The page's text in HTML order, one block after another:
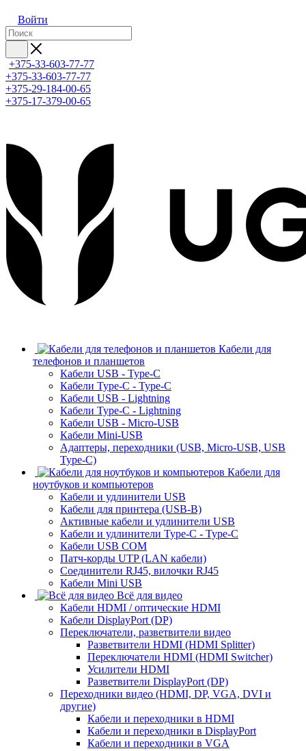
Войти
+375-33-603-77-77
+375-33-603-77-77
+375-29-184-00-65
+375-17-379-00-65
Кабели для
телефонов и планшетов
Кабели USB - Type-C
Кабели Type-C - Type-C
Кабели USB - Lightning
Кабели Type-C - Lightning
Кабели USB - Micro-USB
Кабели Mini-USB
Адаптеры, переходники (USB, Micro-USB, USB
Type-C)
Кабели для
ноутбуков и компьютеров
Кабели и удлинители USB
Кабели для принтера (USB-B)
Активные кабели и удлинители USB
Кабели и удлинители Type-C - Type-C
Кабели USB COM
Патч-корды UTP (LAN кабели)
Соединители RJ45, вилочки RJ45
Кабели Mini USB
Всё для видео
Кабели HDMI / оптические HDMI
Кабели DisplayPort (DP)
Переключатели, разветвители видео
Разветвители HDMI (HDMI Splitter)
Переключатели HDMI (HDMI Switcher)
Усилители HDMI
Разветвители DisplayPort (DP)
Переходники видео (HDMI, DP, VGA, DVI и
другие)
Кабели и переходники в HDMI
Кабели и переходники в DisplayPort
Кабели и переходники в VGA